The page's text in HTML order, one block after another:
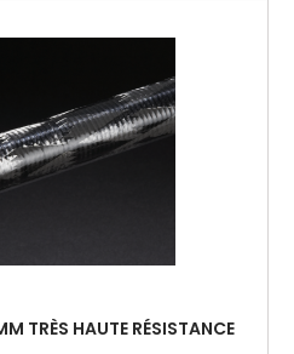
TRÈS HAUTE RÉSISTANCE